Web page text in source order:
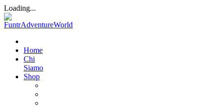
Loading...
Home
Chi
Siamo
Shop